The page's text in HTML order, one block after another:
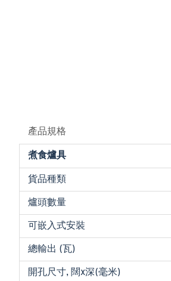
產品規格
煮食爐具
貨品種類
爐頭數量
可嵌入式安裝
總輸出 (瓦)
開孔尺寸, 闊x深(毫米)